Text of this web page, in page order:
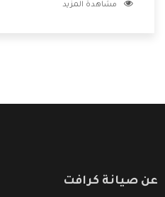
الشركة بها والتى تكون منها خدمة
مشاهدة المزيد
عن صيانة كرافت